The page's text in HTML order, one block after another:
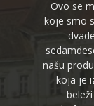
Ovo se
koje smo
našu
koja je